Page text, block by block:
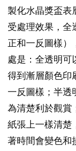
製化水晶獎盃表
受處理效果，全
正和一反圖樣）
處是：全透明可
得到漸層顏色印
一反圖樣；半透
為清楚利於觀賞
紙張上一樣清楚
著時間會變色和